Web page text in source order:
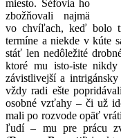
miesto. Šéfovia ho
zbožňovali najmä
vo chvíľach, keď bolo
termíne a niekde v kúte
stáť len nedôležité
ktoré mu isto-iste
závistlivejší a
vždy radi ešte
osobné vzťahy – či už
mali po rozvode opäť
ľudí – mu pre prácu